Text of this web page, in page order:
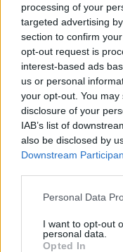
processing of your
targeted advertising
section to confirm
opt-out request is
interest-based ads
us or personal
your opt-out. You
disclosure of your
IAB’s list of
also be disclosed by
Downstream
Personal Data
I want to opt-out
personal data.
Opted In
08:15
ΟΦΗ: Αυτός πρέπει
Σούπερ Καπ
08:08
Πυρά σε λύκειο στην
08:06
«Τριλογία»
Αρκαδική
Τα πρωτοσέλιδα
07:52
Σεισμός 5,8 βαθμών